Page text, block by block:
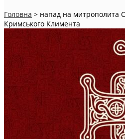
Головна > напад на митрополита
Кримського Климента